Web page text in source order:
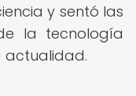
y sentó las
la tecnología
actualidad.